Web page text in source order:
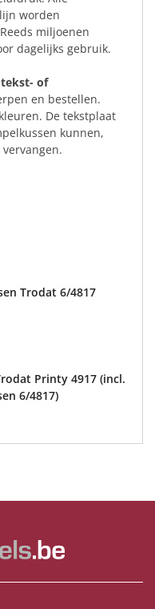
worden
miljoenen
dagelijks gebruik.
tekst- of
en bestellen.
De tekstplaat
kunnen,
Trodat 6/4817
Printy 4917 (incl.
6/4817)